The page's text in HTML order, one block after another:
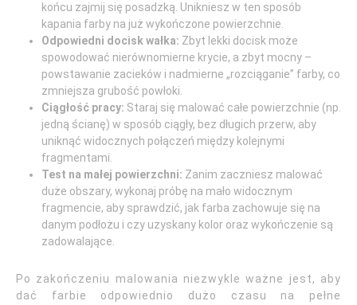
końcu zajmij się posadzką. Unikniesz w ten sposób
kapania farby na już wykończone powierzchnie.
Odpowiedni docisk wałka: Zbyt lekki docisk może
spowodować nierównomierne krycie, a zbyt mocny –
powstawanie zacieków i nadmierne „rozciąganie” farby, co
zmniejsza grubość powłoki.
Ciągłość pracy: Staraj się malować całe powierzchnie (np.
jedną ścianę) w sposób ciągły, bez długich przerw, aby
uniknąć widocznych połączeń między kolejnymi
fragmentami.
Test na małej powierzchni: Zanim zaczniesz malować
duże obszary, wykonaj próbę na mało widocznym
fragmencie, aby sprawdzić, jak farba zachowuje się na
danym podłożu i czy uzyskany kolor oraz wykończenie są
zadowalające.
Po zakończeniu malowania niezwykle ważne jest, aby
dać farbie odpowiednio dużo czasu na pełne